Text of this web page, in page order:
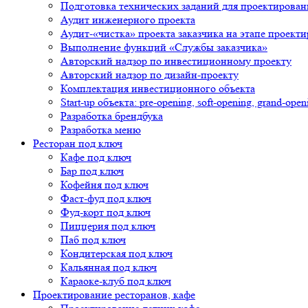
Подготовка технических заданий для
Аудит инженерного проекта
Аудит-«чистка» проекта заказчика на этапе
Выполнение функций «Службы заказчика»
Авторский надзор по инвестиционному проекту
Авторский надзор по дизайн-проекту
Комплектация инвестиционного объекта
Start-up объекта: pre-opening, soft-opening, grand-
Разработка брендбука
Разработка меню
Ресторан под ключ
Кафе под ключ
Бар под ключ
Кофейня под ключ
Фаст-фуд под ключ
Фуд-корт под ключ
Пиццерия под ключ
Паб под ключ
Кондитерская под ключ
Кальянная под ключ
Караоке-клуб под ключ
Проектирование ресторанов, кафе